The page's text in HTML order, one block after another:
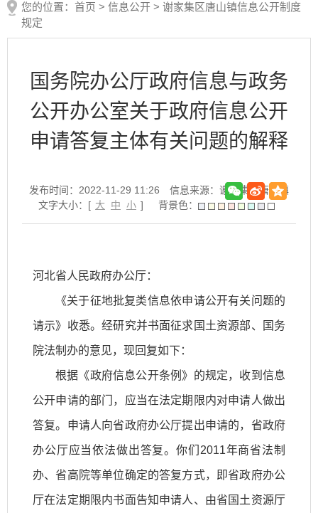
您的位置： 首页 > 信息公开 > 谢家集区唐山镇信息公开制度
规定
国务院办公厅政府信息与政务
公开办公室关于政府信息公开
申请答复主体有关问题的解释
发布时间：2022-11-29 11:26
信息来源：谢家集区唐山镇
文字大小：[ 大 中 小 ] 背景色：
河北省人民政府办公厅：
《关于征地批复类信息依申请公开有关问题的
请示》收悉。经研究并书面征求国土资源部、国务
院法制办的意见，现回复如下：
根据《政府信息公开条例》的规定，收到信息
公开申请的部门，应当在法定期限内对申请人做出
答复。申请人向省政府办公厅提出申请的，省政府
办公厅应当依法做出答复。你们2011年商省法制
办、省高院等单位确定的答复方式，即省政府办公
厅在法定期限内书面告知申请人、由省国土资源厅